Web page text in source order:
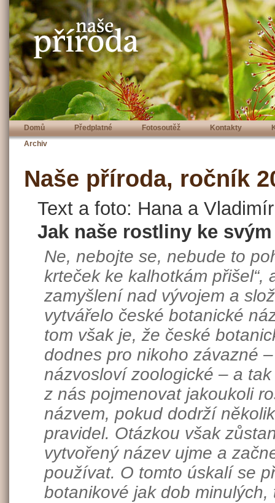
Domů Předplatné Fotosoutěž Kontakty
Archiv
Naše příroda, ročník
Text a foto: Hana a
Jak naše rostliny ke
Ne, nebojte se, nebude to
krteček ke kalhotkám přišel“,
zamyšlení nad vývojem a
vytvářelo české botanické
tom však je, že české
dodnes pro nikoho závazné
názvosloví zoologické – a
z nás pojmenovat jakoukoli
názvem, pokud dodrží
pravidel. Otázkou však
vytvořený název ujme a
používat. O tomto úskalí se
botanikové jak dob